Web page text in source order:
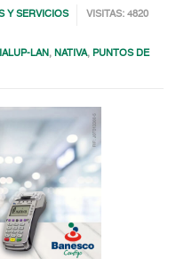
Y SERVICIOS VISITAS: 4820
LAN,NATIVA, PUNTOS DE